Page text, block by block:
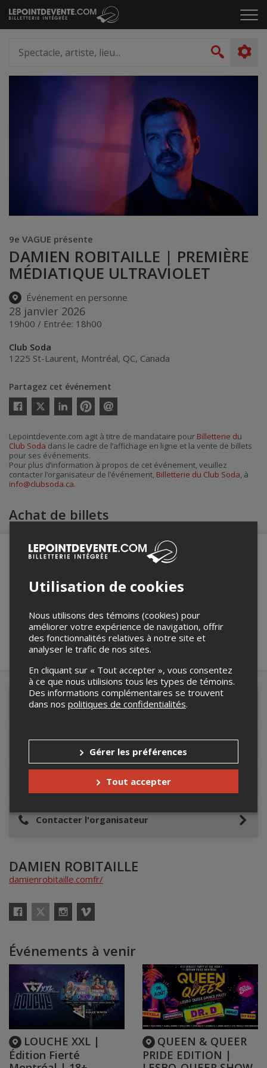
Passer
au
le
artiste,
lieu...
9e VAGUE présente
DAMIEN ROBITAILLE | PREMIÈRE
MÉDIATIQUE ULTRAVIOLET
Événement en personne
28 janvier 2026
19h00 / Entrée: 18h00
Club Soda
1225 St-Laurent, Montréal, QC, Canada
Partagez cet événement
Twitter
courriel
Lepointdevente.com agit à titre de mandataire pour Billetterie du
Club Soda dans le cadre de l’affichage en ligne et la vente de billets
pour ses événements.
Pour plus d’information à propos de cet événement, veuillez
contacter l’organisateur de l’événement, Billetterie du Club Soda, à
info@clubsoda.ca.
Achat de billets
Merci de confirmer que vous n'êtes pas un
robot ci-bas.
Détails de l'événement
Informations relatives au stationnement
Lieu de l'événement
Contacter l'organisateur
DAMIEN ROBITAILLE
damienrobitaille.comfr/
Événements à venir
LOUCHE XXL |
Édition Fierté
QUEEN & QUEER
PRIDE EDITION |
Utilisation de cookies
Nous utilisons des témoins (cookies) pour
améliorer votre expérience de navigation, offrir
des fonctionnalités relatives à notre site et
analyser le trafic de nos sites.
En cliquant sur « Tout accepter », vous consentez
à ce que nous utilisions tous les types de témoins.
Des informations complémentaires se trouvent
dans nos politiques de confidentialités.
Gérer les préférences
Tout accepter